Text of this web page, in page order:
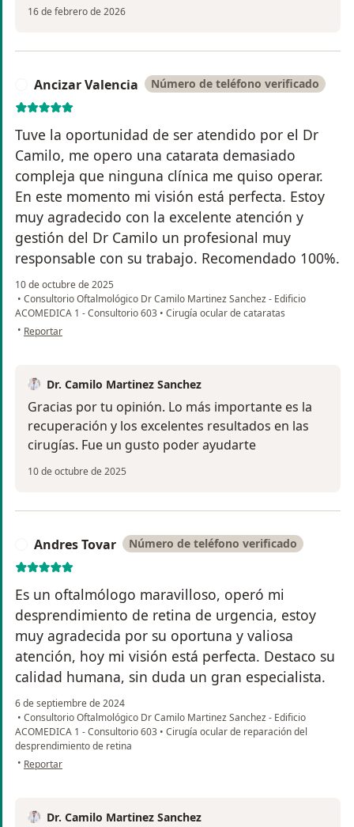
16 de febrero de 2026
Ancizar Valencia Número de teléfono verificado
Tuve la oportunidad de ser atendido por el Dr
Camilo, me opero una catarata demasiado
compleja que ninguna clínica me quiso operar.
En este momento mi visión está perfecta. Estoy
muy agradecido con la excelente atención y
gestión del Dr Camilo un profesional muy
responsable con su trabajo. Recomendado 100%.
10 de octubre de 2025
• Consultorio Oftalmológico Dr Camilo Martinez Sanchez - Edificio
ACOMEDICA 1 - Consultorio 603 • Cirugía ocular de cataratas
• en opinión del usuario Ancizar Valencia
Reportar
Dr. Camilo Martinez Sanchez
Gracias por tu opinión. Lo más importante es la
recuperación y los excelentes resultados en las
cirugías. Fue un gusto poder ayudarte
10 de octubre de 2025
Andres Tovar Número de teléfono verificado
Es un oftalmólogo maravilloso, operó mi
desprendimiento de retina de urgencia, estoy
muy agradecida por su oportuna y valiosa
atención, hoy mi visión está perfecta. Destaco su
calidad humana, sin duda un gran especialista.
6 de septiembre de 2024
• Consultorio Oftalmológico Dr Camilo Martinez Sanchez - Edificio
ACOMEDICA 1 - Consultorio 603 • Cirugía ocular de reparación del
desprendimiento de retina
• en opinión del usuario Andres Tovar
Reportar
Dr. Camilo Martinez Sanchez